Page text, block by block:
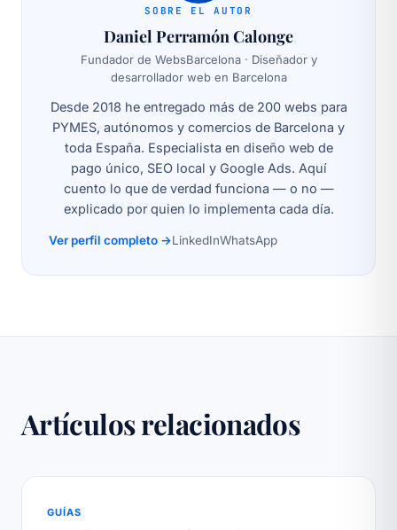
SOBRE EL AUTOR
Daniel Perramón Calonge
Fundador de WebsBarcelona · Diseñador y
desarrollador web en Barcelona
Desde 2018 he entregado más de 200 webs para
PYMES, autónomos y comercios de Barcelona y
toda España. Especialista en diseño web de
pago único, SEO local y Google Ads. Aquí
cuento lo que de verdad funciona — o no —
explicado por quien lo implementa cada día.
Ver perfil completo →LinkedInWhatsApp
Artículos relacionados
GUÍAS